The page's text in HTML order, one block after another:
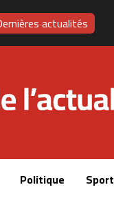
actualités
Politique Sport